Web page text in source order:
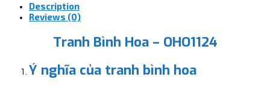
Description
Reviews (0)
Tranh Bình Hoa – OHO1124
Ý nghĩa của tranh bình hoa